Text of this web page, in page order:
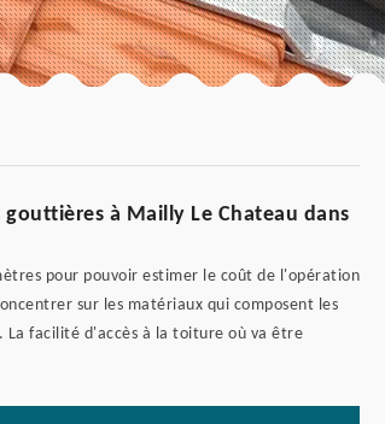
à Mailly Le Chateau dans
pour pouvoir estimer le coût de l'opération
sur les matériaux qui composent les
La facilité d'accès à la toiture où va être